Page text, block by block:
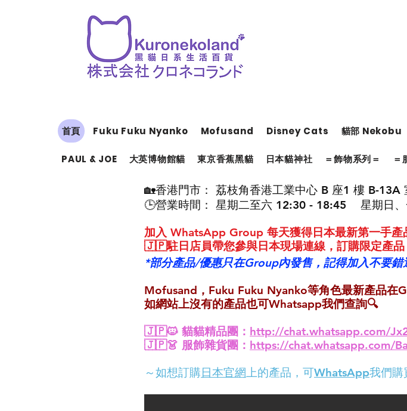
首頁 Fuku Fuku Nyanko Mofusand Disney Cats 貓部 Nekobu
PAUL & JOE 大英博物館貓 東京香蕉黑貓 日本貓神社 ＝飾物系列＝ ＝
🏡香港門市： 荔枝角香港工業中心 B 座1 樓 B-
🕒營業時間： 星期二至六 12:30 - 18:45 星期日
加入 WhatsApp Group 每天獲得日本最新第一手產
🇯🇵駐日店員帶您參與日本現場連線，訂購限定產品
*部分產品/優惠只在Group內發售，記得加入不要錯
Mofusand，Fuku Fuku Nyanko等角色最新產品在
如網站上沒有的產品也可Whatsapp我們查詢🔍
🇯🇵🐱 貓貓精品團： http://chat.whatsapp.com/
🇯🇵👗 服飾雜貨團： https://chat.whatsapp.com/
​​～如想訂購日本官網上的產品，可WhatsApp我們購